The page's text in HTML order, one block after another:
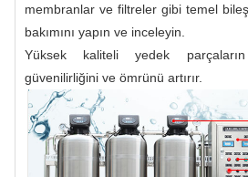
membranlar ve filtreler gibi temel
bakımını yapın ve inceleyin.
Yüksek kaliteli yedek parçaların
güvenilirliğini ve ömrünü artırır.